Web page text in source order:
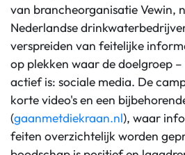
van brancheorganisatieVewin,
Nederlandse
verspreiden van feitelijke
op plekken waar de doelgroep
actief is: sociale media. De
korte video's en een
(gaanmetdiekraan.nl), waar
feiten overzichtelijk worden